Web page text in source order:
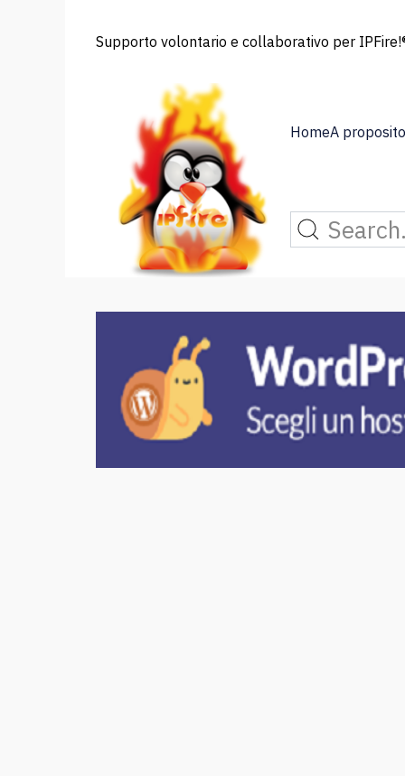
Supporto volontario e collaborativo per
HomeA